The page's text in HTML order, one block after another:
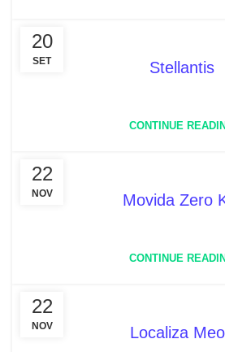
20
SET Stellantis
CONTINUE
22
NOV Movida Zero
CONTINUE
22
NOV Localiza